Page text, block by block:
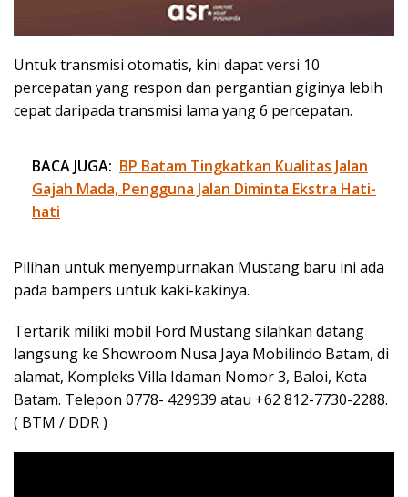
Untuk transmisi otomatis, kini dapat versi 10
percepatan yang respon dan pergantian giginya lebih
cepat daripada transmisi lama yang 6 percepatan.
BACA JUGA: BP Batam Tingkatkan Kualitas Jalan
Gajah Mada, Pengguna Jalan Diminta Ekstra Hati-
hati
Pilihan untuk menyempurnakan Mustang baru ini ada
pada bampers untuk kaki-kakinya.
Tertarik miliki mobil Ford Mustang silahkan datang
langsung ke Showroom Nusa Jaya Mobilindo Batam, di
alamat, Kompleks Villa Idaman Nomor 3, Baloi, Kota
Batam. Telepon 0778- 429939 atau +62 812-7730-2288.
( BTM / DDR )